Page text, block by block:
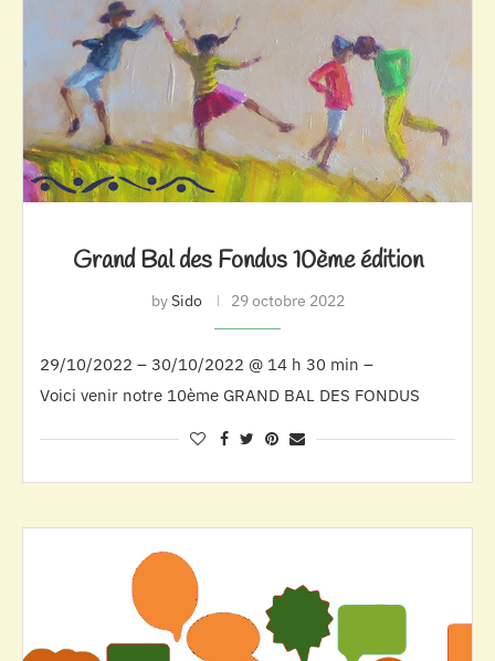
Grand Bal des Fondus 10ème édition
bySido 29 octobre 2022
29/10/2022 – 30/10/2022 @ 14 h 30 min –
Voici venir notre 10ème GRAND BAL DES FONDUS